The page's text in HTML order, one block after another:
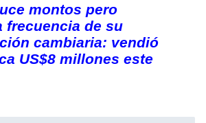
montos pero
frecuencia de su
cambiaria: vendió
US$8 millones este